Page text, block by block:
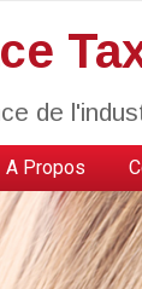
de
A Propos